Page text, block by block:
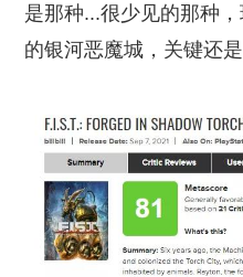
是那种...很少见的那种
的银河恶魔城，关键还